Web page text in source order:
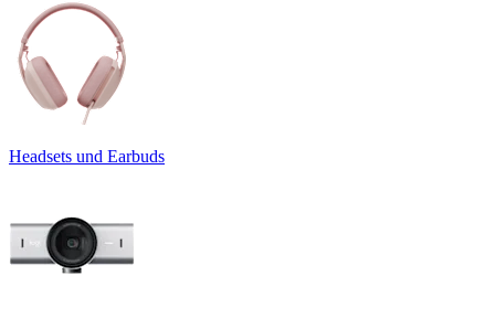
Headsets und Earbuds